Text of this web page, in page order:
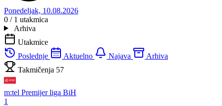
Ponedeljak, 10.08.2026
0 / 1 utakmica
Arhiva
Utakmice
Poslednje
Aktuelno Najava
Arhiva
Takmičenja 57
m:tel Premijer liga BiH
1